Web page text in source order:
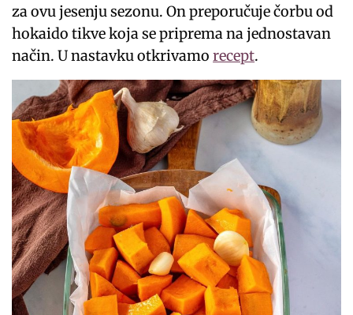
za ovu jesenju sezonu. On preporučuje čorbu od
hokaido tikve koja se priprema na jednostavan
način. U nastavku otkrivamorecept.